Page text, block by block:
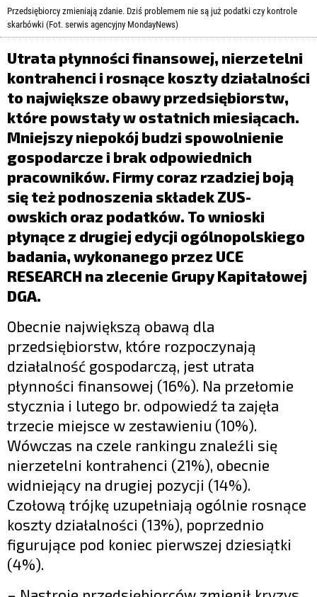
KULTURA
LIFESTYLE
OPINIE I KOMENTARZE
Przedsiębiorcy zmieniają zdanie. Dziś problemem nie są już podatki czy kontrole
skarbówki (Fot. serwis agencyjny MondayNews)
Utrata płynności finansowej, nierzetelni
kontrahenci i rosnące koszty działalności
to największe obawy przedsiębiorstw,
które powstały w ostatnich miesiącach.
Mniejszy niepokój budzi spowolnienie
gospodarcze i brak odpowiednich
pracowników. Firmy coraz rzadziej boją
się też podnoszenia składek ZUS-
owskich oraz podatków. To wnioski
płynące z drugiej edycji ogólnopolskiego
badania, wykonanego przez UCE
RESEARCH na zlecenie Grupy Kapitałowej
DGA.
Obecnie największą obawą dla
przedsiębiorstw, które rozpoczynają
działalność gospodarczą, jest utrata
płynności finansowej (16%). Na przełomie
stycznia i lutego br. odpowiedź ta zajęła
trzecie miejsce w zestawieniu (10%).
Wówczas na czele rankingu znaleźli się
nierzetelni kontrahenci (21%), obecnie
widniejący na drugiej pozycji (14%).
Czołową trójkę uzupełniają ogólnie rosnące
koszty działalności (13%), poprzednio
figurujące pod koniec pierwszej dziesiątki
(4%).